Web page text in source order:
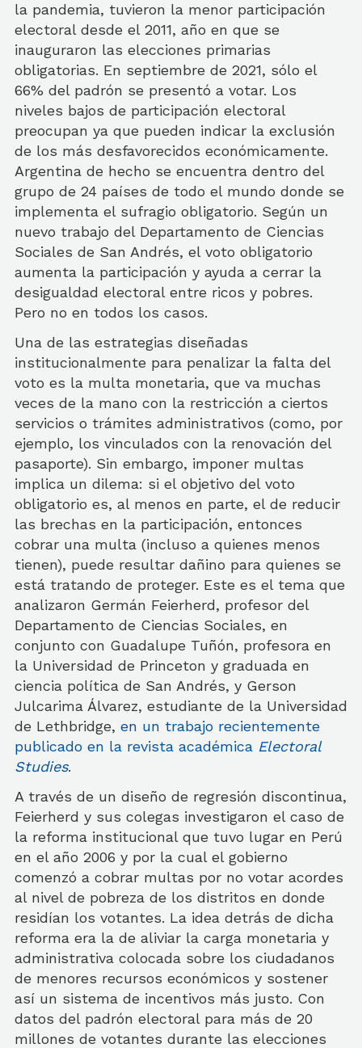
la pandemia, tuvieron la menor participación
electoral desde el 2011, año en que se
inauguraron las elecciones primarias
obligatorias. En septiembre de 2021, sólo el
66% del padrón se presentó a votar. Los
niveles bajos de participación electoral
preocupan ya que pueden indicar la exclusión
de los más desfavorecidos económicamente.
Argentina de hecho se encuentra dentro del
grupo de 24 países de todo el mundo donde se
implementa el sufragio obligatorio. Según un
nuevo trabajo del Departamento de Ciencias
Sociales de San Andrés, el voto obligatorio
aumenta la participación y ayuda a cerrar la
desigualdad electoral entre ricos y pobres.
Pero no en todos los casos.
Una de las estrategias diseñadas
institucionalmente para penalizar la falta del
voto es la multa monetaria, que va muchas
veces de la mano con la restricción a ciertos
servicios o trámites administrativos (como, por
ejemplo, los vinculados con la renovación del
pasaporte). Sin embargo, imponer multas
implica un dilema: si el objetivo del voto
obligatorio es, al menos en parte, el de reducir
las brechas en la participación, entonces
cobrar una multa (incluso a quienes menos
tienen), puede resultar dañino para quienes se
está tratando de proteger. Este es el tema que
analizaron Germán Feierherd, profesor del
Departamento de Ciencias Sociales, en
conjunto con Guadalupe Tuñón, profesora en
la Universidad de Princeton y graduada en
ciencia política de San Andrés, y Gerson
Julcarima Álvarez, estudiante de la Universidad
de Lethbridge, en un trabajo recientemente
publicado en la revista académica Electoral
Studies.
A través de un diseño de regresión discontinua,
Feierherd y sus colegas investigaron el caso de
la reforma institucional que tuvo lugar en Perú
en el año 2006 y por la cual el gobierno
comenzó a cobrar multas por no votar acordes
al nivel de pobreza de los distritos en donde
residían los votantes. La idea detrás de dicha
reforma era la de aliviar la carga monetaria y
administrativa colocada sobre los ciudadanos
de menores recursos económicos y sostener
así un sistema de incentivos más justo. Con
datos del padrón electoral para más de 20
millones de votantes durante las elecciones